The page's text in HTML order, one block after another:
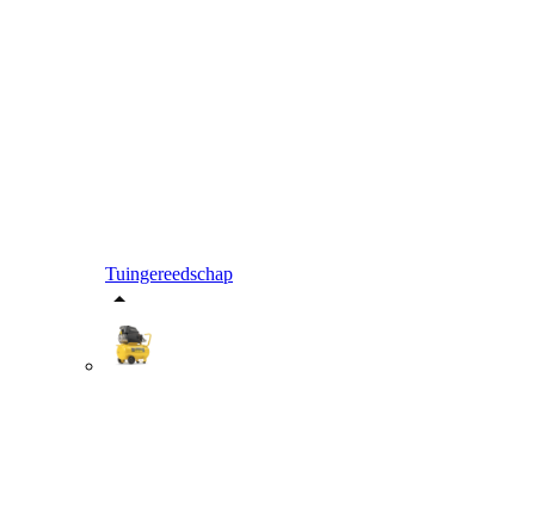
Tuingereedschap